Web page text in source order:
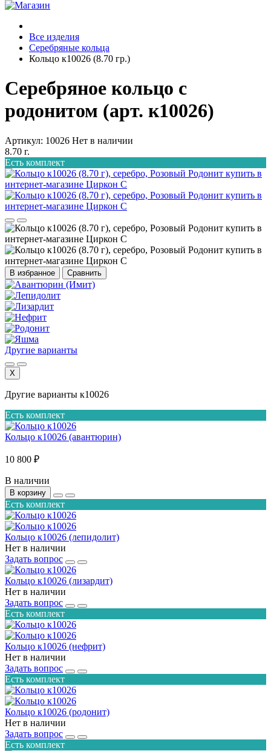
Все изделия
Серебряные кольца
Кольцо к10026 (8.70 гр.)
Серебряное кольцо с
родонитом (арт. к10026)
Артикул: 10026 Нет в наличии
8.70 г.
Есть комплект
В избранное Сравнить
Другие варианты
X
Другие варианты к10026
Есть комплект
Кольцо к10026 (авантюрин)
10 800 ₽
В наличии
В корзину
Есть комплект
Кольцо к10026 (лепидолит)
Нет в наличии
Задать вопрос
Кольцо к10026 (лизардит)
Нет в наличии
Задать вопрос
Есть комплект
Кольцо к10026 (нефрит)
Нет в наличии
Задать вопрос
Есть комплект
Кольцо к10026 (родонит)
Нет в наличии
Задать вопрос
Есть комплект